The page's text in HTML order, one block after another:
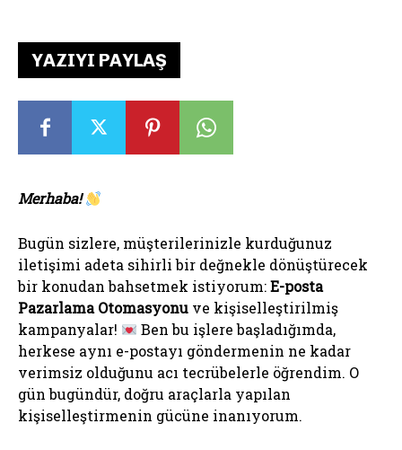
YAZIYI PAYLAŞ
Merhaba!
Bugün sizlere, müşterilerinizle kurduğunuz
iletişimi adeta sihirli bir değnekle dönüştürecek
bir konudan bahsetmek istiyorum:E-posta
Pazarlama Otomasyonu ve kişiselleştirilmiş
kampanyalar!
Ben bu işlere başladığımda,
herkese aynı e-postayı göndermenin ne kadar
verimsiz olduğunu acı tecrübelerle öğrendim. O
gün bugündür, doğru araçlarla yapılan
kişiselleştirmenin gücüne inanıyorum.